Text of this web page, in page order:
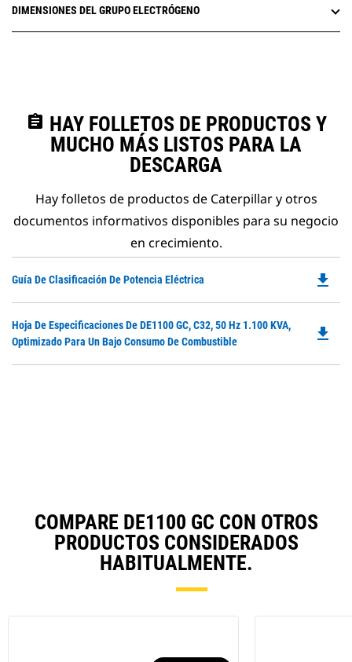
DIMENSIONES DEL GRUPO ELECTRÓGENO
assignment HAY FOLLETOS DE PRODUCTOS Y
MUCHO MÁS LISTOS PARA LA
DESCARGA
Hay folletos de productos de Caterpillar y otros
documentos informativos disponibles para su negocio
en crecimiento.
Guía De Clasificación De Potencia Eléctrica file_download
Hoja De Especificaciones De DE1100 GC, C32, 50 Hz 1.100 KVA,
Optimizado Para Un Bajo Consumo De Combustible
file_download
COMPARE DE1100 GC CON OTROS
PRODUCTOS CONSIDERADOS
HABITUALMENTE.